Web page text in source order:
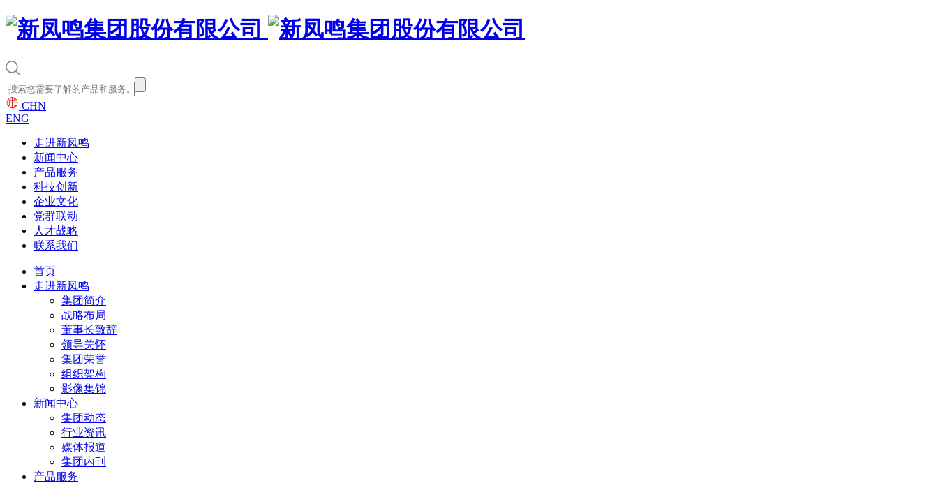
CHN
ENG
走进新凤鸣
新闻中心
产品服务
科技创新
企业文化
党群联动
人才战略
联系我们
首页
走进新凤鸣
集团简介
战略布局
董事长致辞
领导关怀
集团荣誉
组织架构
影像集锦
新闻中心
集团动态
行业资讯
媒体报道
集团内刊
产品服务